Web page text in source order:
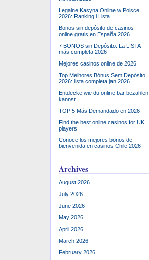
Legalne Kasyna Online w Polsce
2026: Ranking i Lista
Bonos sin depósito de casinos
online gratis en España 2026
7 BONOS sin Depósito: La LISTA
más completa 2026
Mejores casinos online de 2026
Top Melhores Bónus Sem Depósito
2026: lista completa jan 2026
Entdecke wie du online bar bezahlen
kannst
TOP 5 Más Demandado en 2026
Find the best online casinos for UK
players
Conoce los mejores bonos de
bienvenida en casinos Chile 2026
Archives
August 2026
July 2026
June 2026
May 2026
April 2026
March 2026
February 2026